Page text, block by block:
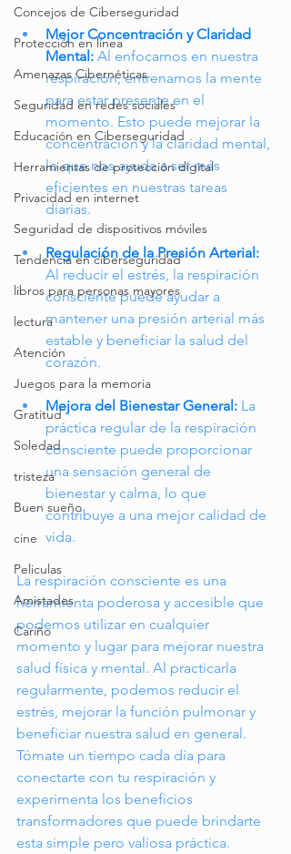
Concejos de Ciberseguridad
Protección en línea
Amenazas Cibernéticas
Seguridad en redes sociales
Educación en Ciberseguridad
Herramientas de protección digital
Privacidad en internet
Seguridad de dispositivos móviles
Tendencia en ciberseguridad
libros para personas mayores
lectura
Atención
Juegos para la memoria
Gratitud
Soledad
tristeza
Buen sueño
cine
Peliculas
Amistades
Cariño
Mejor Concentración y Claridad
Mental: Al enfocarnos en nuestra
respiración, entrenamos la mente
para estar presente en el
momento. Esto puede mejorar la
concentración y la claridad mental,
lo que nos ayuda a ser más
eficientes en nuestras tareas
diarias.
Regulación de la Presión Arterial:
Al reducir el estrés, la respiración
consciente puede ayudar a
mantener una presión arterial más
estable y beneficiar la salud del
corazón.
Mejora del Bienestar General: La
práctica regular de la respiración
consciente puede proporcionar
una sensación general de
bienestar y calma, lo que
contribuye a una mejor calidad de
vida.
La respiración consciente es una
herramienta poderosa y accesible que
podemos utilizar en cualquier
momento y lugar para mejorar nuestra
salud física y mental. Al practicarla
regularmente, podemos reducir el
estrés, mejorar la función pulmonar y
beneficiar nuestra salud en general.
Tómate un tiempo cada día para
conectarte con tu respiración y
experimenta los beneficios
transformadores que puede brindarte
esta simple pero valiosa práctica.